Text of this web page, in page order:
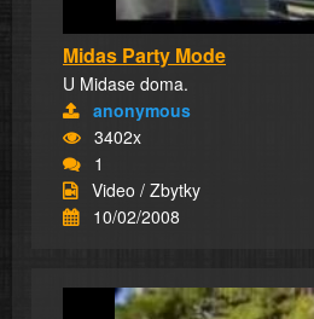
Midas Party Mode
U Midase doma.
anonymous
3402x
1
Video / Zbytky
10/02/2008